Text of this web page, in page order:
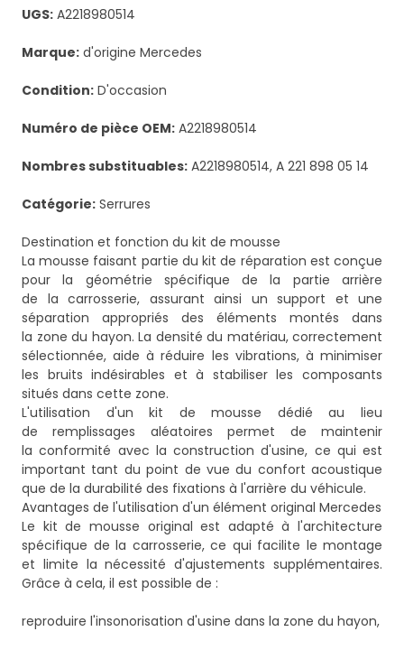
UGS: A2218980514
Marque: d'origine Mercedes
Condition: D'occasion
Numéro de pièce OEM: A2218980514
Nombres substituables: A2218980514, A 221 898 05 14
Catégorie: Serrures
Destination et fonction du kit de mousse
La mousse faisant partie du kit de réparation est conçue
pour la géométrie spécifique de la partie arrière
de la carrosserie, assurant ainsi un support et une
séparation appropriés des éléments montés dans
la zone du hayon. La densité du matériau, correctement
sélectionnée, aide à réduire les vibrations, à minimiser
les bruits indésirables et à stabiliser les composants
situés dans cette zone.
L'utilisation d'un kit de mousse dédié au lieu
de remplissages aléatoires permet de maintenir
la conformité avec la construction d'usine, ce qui est
important tant du point de vue du confort acoustique
que de la durabilité des fixations à l'arrière du véhicule.
Avantages de l'utilisation d'un élément original Mercedes
Le kit de mousse original est adapté à l'architecture
spécifique de la carrosserie, ce qui facilite le montage
et limite la nécessité d'ajustements supplémentaires.
Grâce à cela, il est possible de :
reproduire l'insonorisation d'usine dans la zone du hayon,